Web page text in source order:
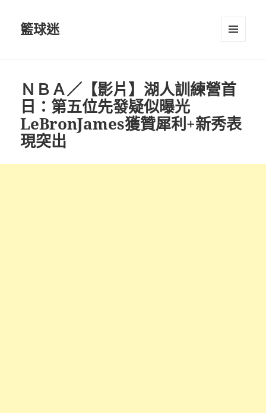
籃球迷
ＮＢＡ／【影片】湖人訓練營首
日：第五位先發疑似曝光
LeBronJames獲贊犀利+新秀表
現突出